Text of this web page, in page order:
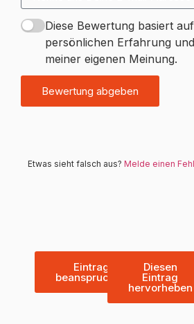
Diese Bewertung basiert
persönlichen Erfahrung
meiner eigenen Meinung.
Bewertung abgeben
Etwas sieht falsch aus? Melde einen
Eintrag
beanspruchen
Diesen
Eintrag
hervorheben